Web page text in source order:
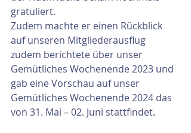
gratuliert.
Zudem machte er einen Rückblick
auf unseren Mitgliederausflug
zudem berichtete über unser
Gemütliches Wochenende 2023 und
gab eine Vorschau auf unser
Gemütliches Wochenende 2024 das
von 31. Mai – 02. Juni stattfindet.